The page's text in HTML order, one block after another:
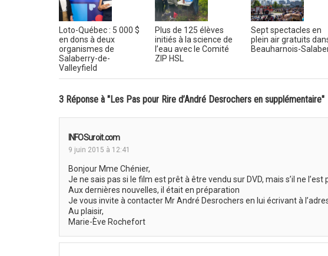
Loto-Québec : 5 000 $
en dons à deux
organismes de
Salaberry-de-
Valleyfield
Plus de 125 élèves
initiés à la science de
l’eau avec le Comité
ZIP HSL
Sept spectacles en
plein air gratuits
Beauharnois-
3 Réponse à "Les Pas pour Rire d’André Desrochers en supplémentaire"
INFOSuroit.com
9 juin 2015 à 12:41
Bonjour Mme Chénier,
Je ne sais pas si le film est prêt à être vendu sur DVD, mais s’il ne
Aux dernières nouvelles, il était en préparation
Je vous invite à contacter Mr André Desrochers en lui écrivant à
Au plaisir,
Marie-Ève Rochefort